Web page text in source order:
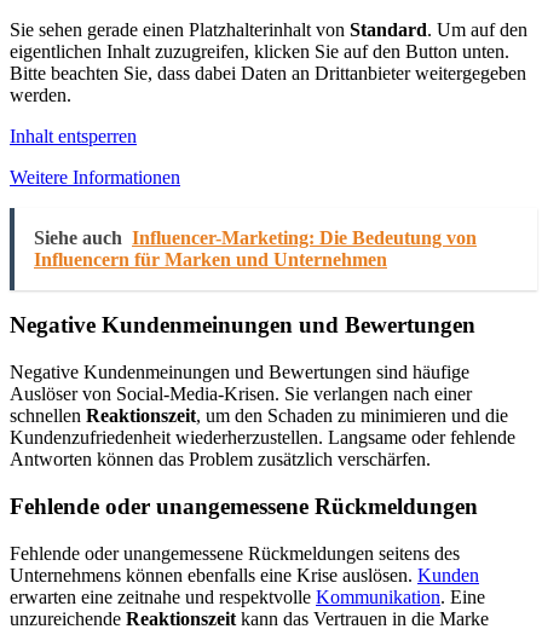
Sie sehen gerade einen Platzhalterinhalt von Standard. Um auf den
eigentlichen Inhalt zuzugreifen, klicken Sie auf den Button unten.
Bitte beachten Sie, dass dabei Daten an Drittanbieter weitergegeben
werden.
Inhalt entsperren
Weitere Informationen
Siehe auch Influencer-Marketing: Die Bedeutung von
Influencern für Marken und Unternehmen
Negative Kundenmeinungen und Bewertungen
Negative Kundenmeinungen und Bewertungen sind häufige
Auslöser von Social-Media-Krisen. Sie verlangen nach einer
schnellen Reaktionszeit, um den Schaden zu minimieren und die
Kundenzufriedenheit wiederherzustellen. Langsame oder fehlende
Antworten können das Problem zusätzlich verschärfen.
Fehlende oder unangemessene Rückmeldungen
Fehlende oder unangemessene Rückmeldungen seitens des
Unternehmens können ebenfalls eine Krise auslösen. Kunden
erwarten eine zeitnahe und respektvolle Kommunikation. Eine
unzureichende Reaktionszeit kann das Vertrauen in die Marke